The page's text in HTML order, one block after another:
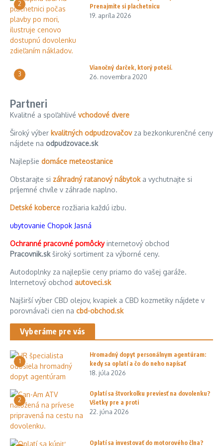
2
Prenajmite si plachetnicu
19. apríla 2026
3
Vianočný darček, ktorý poteší.
26. novembra 2020
Partneri
Kvalitné a spoľahlivé vchodové dvere
Široký výber kvalitných odpudzovačovza bezkonkurenčné ceny
nájdete na odpudzovace.sk
Najlepšie domáce meteostanice
Obstarajte si záhradný ratanový nábytoka vychutnajte si
príjemné chvíle v záhrade naplno.
Detské koberce rozžiaria každú izbu.
ubytovanie Chopok Jasná
Ochranné pracovné pomôckyinternetový obchod
Pracovnik.skširoký sortiment za výborné ceny.
Autodoplnky za najlepšie ceny priamo do vašej garáže.
Internetový obchod autoveci.sk
Najširší výber CBD olejov, kvapiek a CBD kozmetiky nájdete v
porovnávači cien na cbd-obchod.sk
Vyberáme pre vás
1
Hromadný dopyt personálnym agentúram:
kedy sa oplatí a čo do neho napísať
18. júla 2026
2
Oplatí sa štvorkolku previesť na dovolenku?
Všetky pre a proti
22. júna 2026
Oplatí sa investovať do motorového člna?